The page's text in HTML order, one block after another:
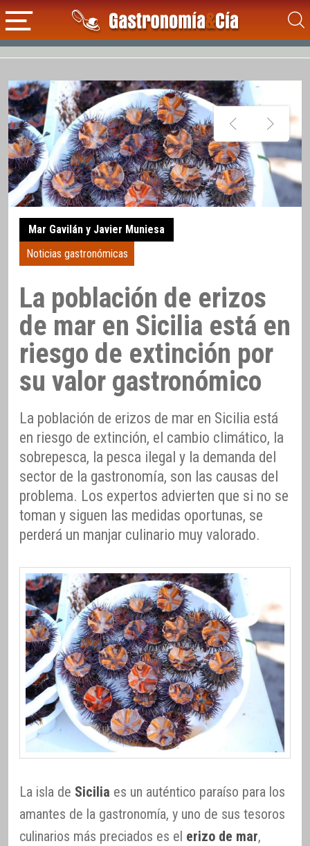
Mar Gavilán y Javier Muniesa
Noticias gastronómicas
La población de erizos
de mar en Sicilia está en
riesgo de extinción por
su valor gastronómico
La población de erizos de mar en Sicilia está
en riesgo de extinción, el cambio climático, la
sobrepesca, la pesca ilegal y la demanda del
sector de la gastronomía, son las causas del
problema. Los expertos advierten que si no se
toman y siguen las medidas oportunas, se
perderá un manjar culinario muy valorado.
La isla de Sicilia es un auténtico paraíso para los
amantes de la gastronomía, y uno de sus tesoros
culinarios más preciados es el erizo de mar,